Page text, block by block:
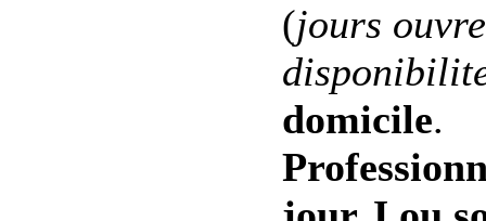
(jours
domicile.